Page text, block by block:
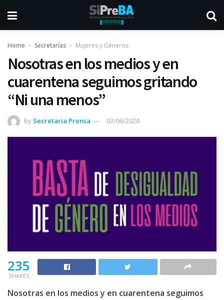
Home Secretarías Mujeres y Géneros
Nosotras en los medios y en
cuarentena seguimos gritando
“Ni una menos”
by Secretaria Prensa 03/06/2020
235
SHARES
Nosotras en los medios y en cuarentena seguimos